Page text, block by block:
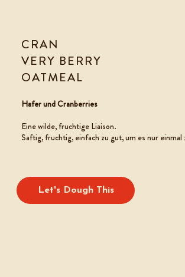
CRAN
VERY BERRY
OATMEAL
Hafer und Cranberries
Eine wilde, fruchtige Liaison.
Saftig, fruchtig, einfach zu gut, um es nur einmal
Let's Dough This